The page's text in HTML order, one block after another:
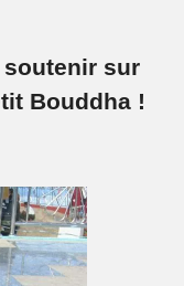
sur
Bouddha !